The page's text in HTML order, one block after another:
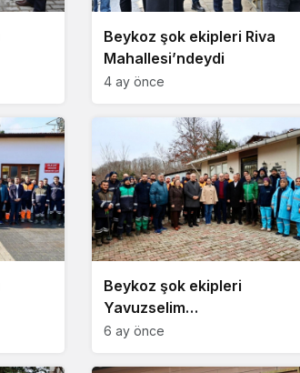
Beykoz şok ekipleri Riva
Mahallesi’ndeydi
4 ay önce
Beykoz şok ekipleri
Yavuzselim
Mahallesi’ndeydi
6 ay önce